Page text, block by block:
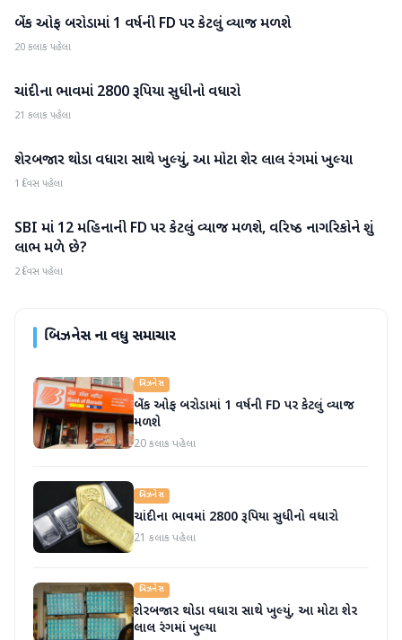
બિઝનેસ
બેંક ઓફ બરોડામાં 1 વર્ષની FD પર કેટલું વ્યાજ મળશે
20 કલાક પહેલા
બિઝનેસ
ચાંદીના ભાવમાં 2800 રૂપિયા સુધીનો વધારો
21 કલાક પહેલા
બિઝનેસ
શેરબજાર થોડા વધારા સાથે ખુલ્યું, આ મોટા શેર લાલ રંગમાં ખુલ્યા
1 દિવસ પહેલા
બિઝનેસ
SBI માં 12 મહિનાની FD પર કેટલું વ્યાજ મળશે, વરિષ્ઠ નાગરિકોને શું
લાભ મળે છે?
2 દિવસ પહેલા
બિઝનેસના વધુ સમાચાર
બિઝનેસ
બેંક ઓફ બરોડામાં 1 વર્ષની FD પર કેટલું વ્યાજ
મળશે
20 કલાક પહેલા
બિઝનેસ
ચાંદીના ભાવમાં 2800 રૂપિયા સુધીનો વધારો
21 કલાક પહેલા
બિઝનેસ
શેરબજાર થોડા વધારા સાથે ખુલ્યું, આ મોટા શેર
લાલ રંગમાં ખુલ્યા